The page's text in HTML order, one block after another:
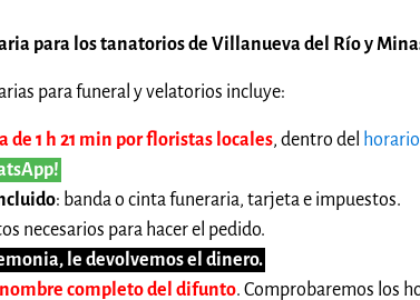
para los tanatorios de Villanueva del Río y
para funeral y velatorios incluye:
de 1 h 21 min por floristas locales, dentro del
: banda o cinta funeraria, tarjeta e impuestos.
necesarios para hacer el pedido.
le devolvemos el dinero.
completo del difunto. Comprobaremos los